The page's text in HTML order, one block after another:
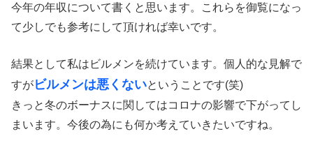
今年の年収について書くと思います。これらを御覧になっ
て少しでも参考にして頂ければ幸いです。
結果として私はビルメンを続けています。個人的な見解で
すがビルメンは悪くないということです(笑)
きっと冬のボーナスに関してはコロナの影響で下がってし
まいます。今後の為にも何か考えていきたいですね。